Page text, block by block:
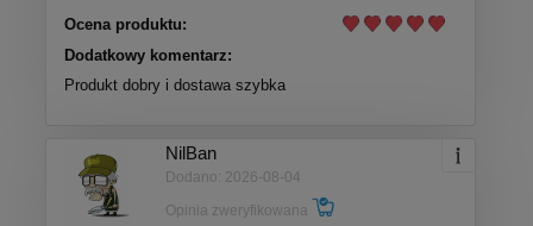
Ocena produktu:
Dodatkowy komentarz:
Produkt dobry i dostawa szybka
NilBan
Dodano: 2026-08-04
Opinia zweryfikowana